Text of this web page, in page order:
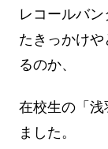
レコールバ
たきっかけ
るのか、
在校生の「浅
ました。